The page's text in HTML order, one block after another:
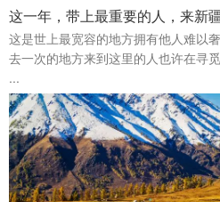
这一年，带上最重要的人，来新
这是世上最宽容的地方拥有他人难以
去一次的地方来到这里的人也许在寻
...